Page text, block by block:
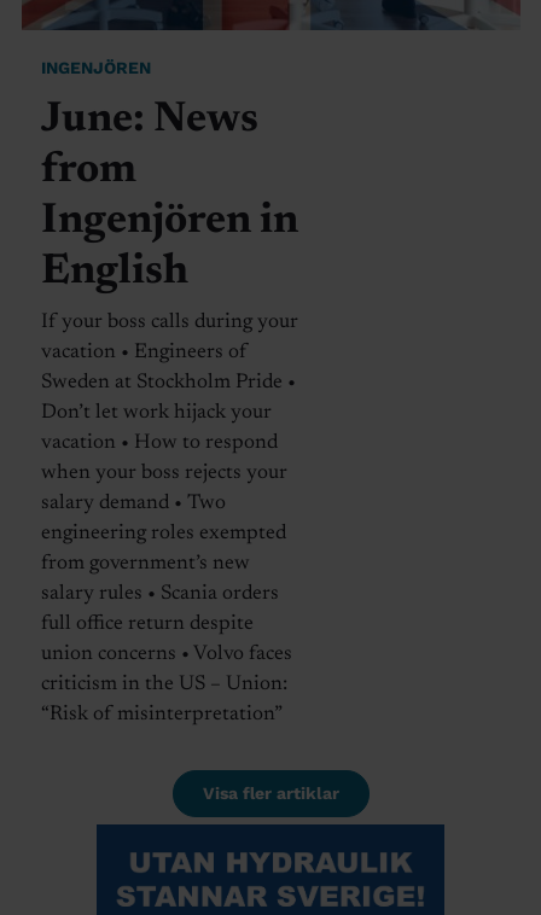
INGENJÖREN
June: News
from
Ingenjören in
English
If your boss calls during your
vacation • Engineers of
Sweden at Stockholm Pride •
Don’t let work hijack your
vacation • How to respond
when your boss rejects your
salary demand • Two
engineering roles exempted
from government’s new
salary rules • Scania orders
full office return despite
union concerns • Volvo faces
criticism in the US – Union:
“Risk of misinterpretation”
Visa fler artiklar